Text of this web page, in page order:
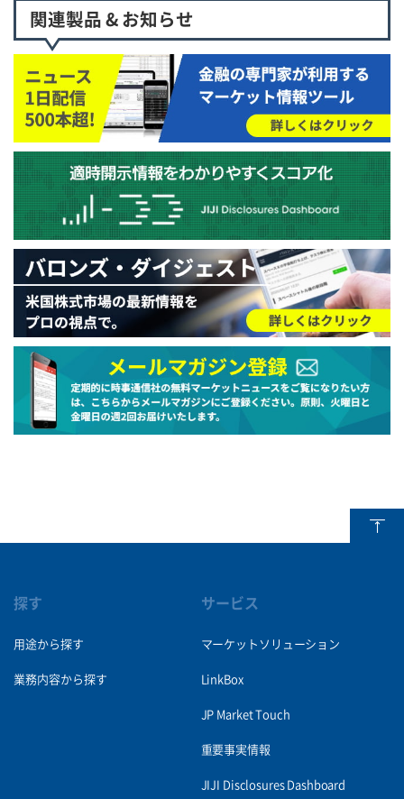
関連製品 & お知らせ
探す
用途から探す
業務内容から探す
サービス
マーケットソリューション
LinkBox
JP Market Touch
重要事実情報
JIJI Disclosures Dashboard